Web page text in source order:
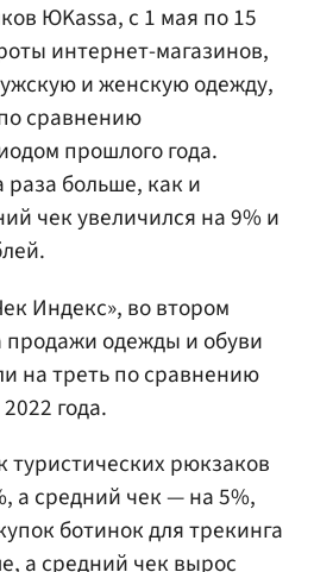
ЮKassa, с 1 мая по 15
интернет-магазинов,
и женскую одежду,
сравнению
прошлого года.
раза больше, как и
чек увеличился на 9% и
Индекс», во втором
продажи одежды и обуви
на треть по сравнению
года.
туристических рюкзаков
а средний чек — на 5%,
ботинок для трекинга
а средний чек вырос